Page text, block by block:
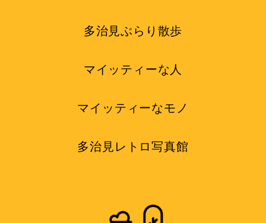
多治見ぶらり散歩
マイッティーな人
マイッティーなモノ
多治見レトロ写真館